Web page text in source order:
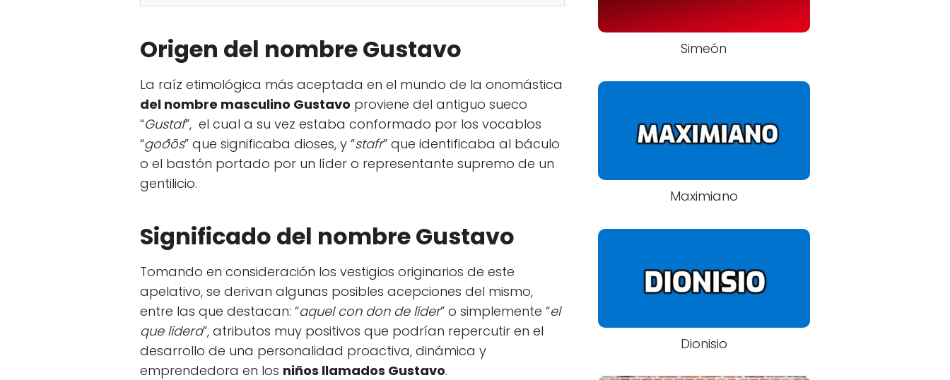
Origen del nombre Gustavo
La raíz etimológica más aceptada en el mundo de la onomástica
del nombre masculino Gustavo proviene del antiguo sueco
“Gustaf”, el cual a su vez estaba conformado por los vocablos
“goðōs” que significaba dioses, y “stafr” que identificaba al báculo
o el bastón portado por un líder o representante supremo de un
gentilicio.
Significado del nombre Gustavo
Tomando en consideración los vestigios originarios de este
apelativo, se derivan algunas posibles acepciones del mismo,
entre las que destacan: “aquel con don de líder” o simplemente “el
que lidera”, atributos muy positivos que podrían repercutir en el
desarrollo de una personalidad proactiva, dinámica y
emprendedora en los niños llamados Gustavo.
Simeón
Maximiano
Dionisio